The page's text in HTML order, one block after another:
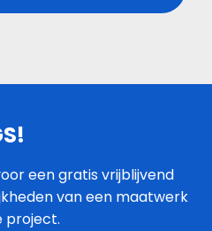
een gratis vrijblijvend
van een maatwerk
project.